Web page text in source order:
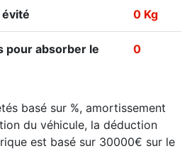
évité 0 Kg
pour absorber le
0
basé sur %, amortissement
du véhicule, la déduction
est basé sur 30000€ sur le